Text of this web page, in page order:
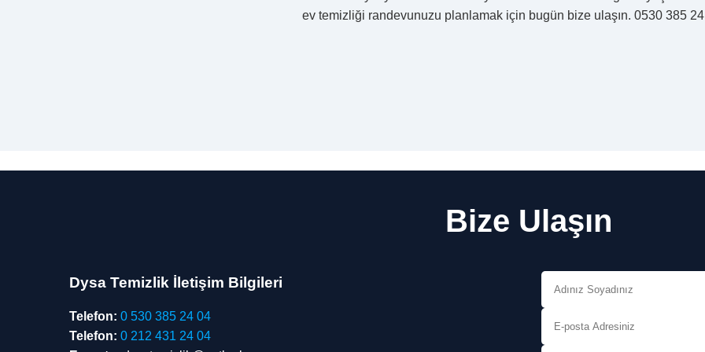
ev temizliği randevunuzu planlamak için bugün bize ulaşın. 0530 385
Bize Ulaşın
Dysa Temizlik İletişim Bilgileri
Telefon: 0 530 385 24 04
Telefon: 0 212 431 24 04